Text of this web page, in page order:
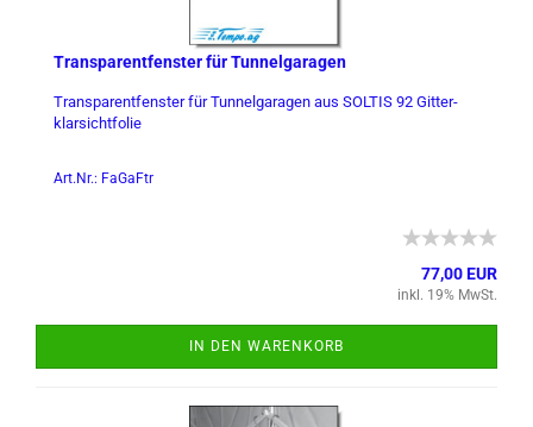
Trans­par­ent­fens­ter für Tun­nel­ga­ra­gen
Trans­par­ent­fens­ter für Tun­nel­ga­ra­gen aus SOL­TIS 92 Git­ter­
klar­sicht­fo­lie
Art.Nr.: FaGaFtr
77,00 EUR
inkl. 19% MwSt.
IN DEN WARENKORB